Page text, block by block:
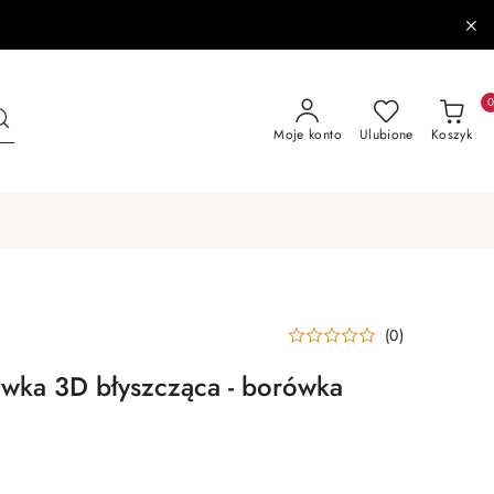
Moje konto Ulubione Koszyk
0
(0)
3D błyszcząca - borówka